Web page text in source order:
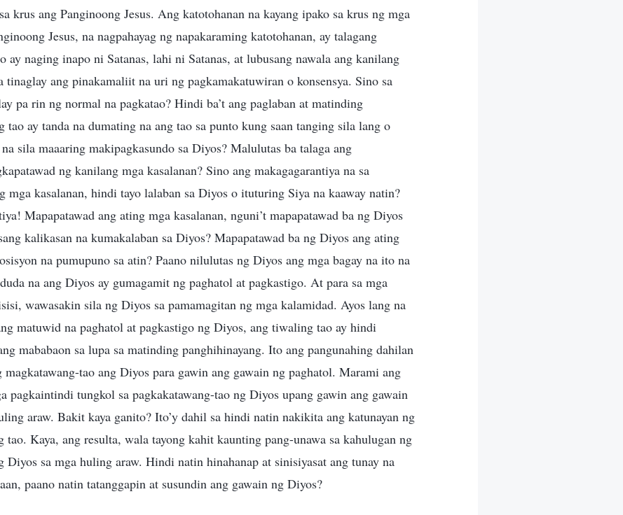
krus ang Panginoong Jesus. Ang katotohanan na kayang ipako sa krus ng mga
Jesus, na nagpahayag ng napakaraming katotohanan, ay talagang
ay naging inapo ni Satanas, lahi ni Satanas, at lubusang nawala ang kanilang
ang pinakamaliit na uri ng pagkamakatuwiran o konsensya. Sino sa
pa rin ng normal na pagkatao? Hindi ba’t ang paglaban at matinding
tao ay tanda na dumating na ang tao sa punto kung saan tanging sila lang o
sila maaaring makipagkasundo sa Diyos? Malulutas ba talaga ang
ng kanilang mga kasalanan? Sino ang makagagarantiya na sa
mga kasalanan, hindi tayo lalaban sa Diyos o ituturing Siya na kaaway natin?
Mapapatawad ang ating mga kasalanan, nguni’t mapapatawad ba ng Diyos
kalikasan na kumakalaban sa Diyos? Mapapatawad ba ng Diyos ang ating
na pumupuno sa atin? Paano nilulutas ng Diyos ang mga bagay na ito na
na ang Diyos ay gumagamit ng paghatol at pagkastigo. At para sa mga
wawasakin sila ng Diyos sa pamamagitan ng mga kalamidad. Ayos lang na
matuwid na paghatol at pagkastigo ng Diyos, ang tiwaling tao ay hindi
mababaon sa lupa sa matinding panghihinayang. Ito ang pangunahing dahilan
tao ang Diyos para gawin ang gawain ng paghatol. Marami ang
pagkaintindi tungkol sa pagkakatawang-tao ng Diyos upang gawin ang gawain
araw. Bakit kaya ganito? Ito’y dahil sa hindi natin nakikita ang katunayan ng
Kaya, ang resulta, wala tayong kahit kaunting pang-unawa sa kahulugan ng
Diyos sa mga huling araw. Hindi natin hinahanap at sinisiyasat ang tunay na
paano natin tatanggapin at susundin ang gawain ng Diyos?